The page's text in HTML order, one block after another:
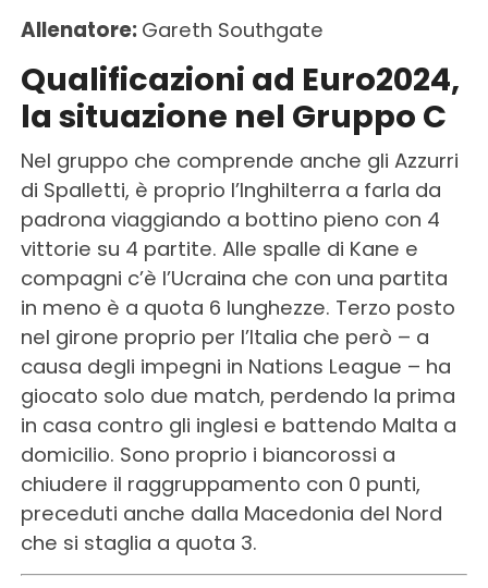
Allenatore: Gareth Southgate
Qualificazioni ad Euro2024,
la situazione nel Gruppo C
Nel gruppo che comprende anche gli Azzurri
di Spalletti, è proprio l’Inghilterra a farla da
padrona viaggiando a bottino pieno con 4
vittorie su 4 partite. Alle spalle di Kane e
compagni c’è l’Ucraina che con una partita
in meno è a quota 6 lunghezze. Terzo posto
nel girone proprio per l’Italia che però – a
causa degli impegni in Nations League – ha
giocato solo due match, perdendo la prima
in casa contro gli inglesi e battendo Malta a
domicilio. Sono proprio i biancorossi a
chiudere il raggruppamento con 0 punti,
preceduti anche dalla Macedonia del Nord
che si staglia a quota 3.